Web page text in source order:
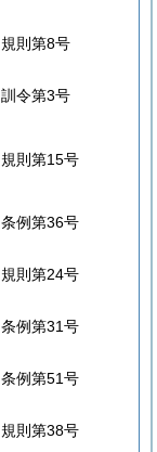
規則第8号
訓令第3号
規則第15号
条例第36号
規則第24号
条例第31号
条例第51号
規則第38号